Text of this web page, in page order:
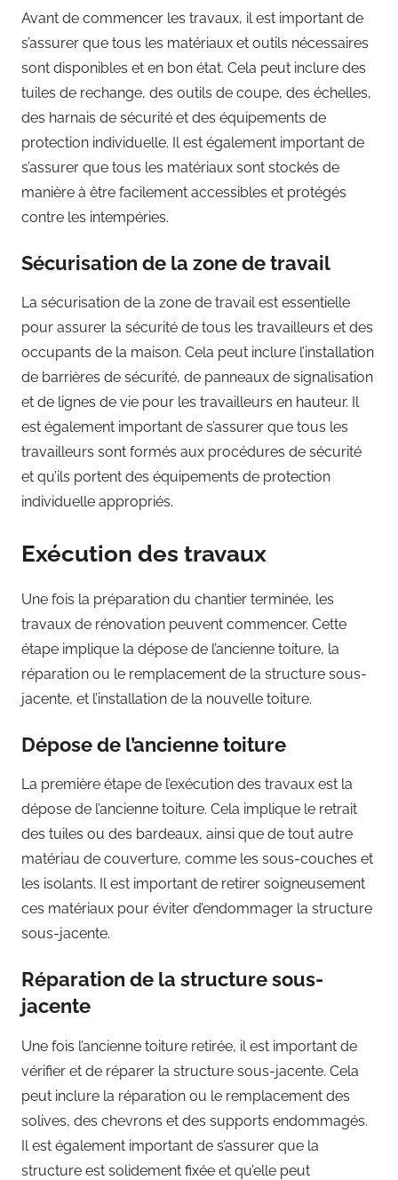
Avant de commencer les travaux, il est important de
s’assurer que tous les matériaux et outils nécessaires
sont disponibles et en bon état. Cela peut inclure des
tuiles de rechange, des outils de coupe, des échelles,
des harnais de sécurité et des équipements de
protection individuelle. Il est également important de
s’assurer que tous les matériaux sont stockés de
manière à être facilement accessibles et protégés
contre les intempéries.
Sécurisation de la zone de travail
La sécurisation de la zone de travail est essentielle
pour assurer la sécurité de tous les travailleurs et des
occupants de la maison. Cela peut inclure l’installation
de barrières de sécurité, de panneaux de signalisation
et de lignes de vie pour les travailleurs en hauteur. Il
est également important de s’assurer que tous les
travailleurs sont formés aux procédures de sécurité
et qu’ils portent des équipements de protection
individuelle appropriés.
Exécution des travaux
Une fois la préparation du chantier terminée, les
travaux de rénovation peuvent commencer. Cette
étape implique la dépose de l’ancienne toiture, la
réparation ou le remplacement de la structure sous-
jacente, et l’installation de la nouvelle toiture.
Dépose de l’ancienne toiture
La première étape de l’exécution des travaux est la
dépose de l’ancienne toiture. Cela implique le retrait
des tuiles ou des bardeaux, ainsi que de tout autre
matériau de couverture, comme les sous-couches et
les isolants. Il est important de retirer soigneusement
ces matériaux pour éviter d’endommager la structure
sous-jacente.
Réparation de la structure sous-
jacente
Une fois l’ancienne toiture retirée, il est important de
vérifier et de réparer la structure sous-jacente. Cela
peut inclure la réparation ou le remplacement des
solives, des chevrons et des supports endommagés.
Il est également important de s’assurer que la
structure est solidement fixée et qu’elle peut